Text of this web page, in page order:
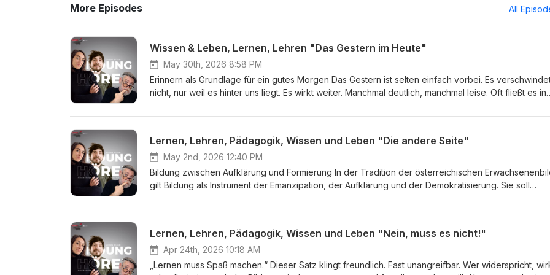
More Episodes All
Wissen & Leben, Lernen, Lehren "Das Gestern im Heute"
May 30th, 2026 8:58 PM
Erinnern als Grundlage für ein gutes Morgen Das Gestern ist selten einfach vorbei. Es
nicht, nur weil es hinter uns liegt. Es wirkt weiter. Manchmal deutlich, manchmal leise. Oft fließt es in
unseren Gewohnheiten, in unserem Körper, in den Räumen, durch die wir gehen, und in der
sich im Alltag besonders auf vier Ebenen. Die erste Ebene liegt in unseren inneren… Mehr dazu im
Beitrag. Wir freuen uns über Ihren Besuch auf unserer Webseite.
Lernen, Lehren, Pädagogik, Wissen und Leben "Die andere Seite"
May 2nd, 2026 12:40 PM
Bildung zwischen Aufklärung und Formierung In der Tradition der österreichischen
gilt Bildung als Instrument der Emanzipation, der Aufklärung und der Demokratisierung. Sie soll
bilden und an demokratischen Prozessen teilzunehmen. Gerade deshalb ist es
Bildungsbegriff für sich nutzen. Dabei geht es nicht um Bildung im Sinne von Freiheit, Mündigkeit
pluralistischer Urteilskraft. Vielmehr wird Bildung als Werkzeug der ideologischen Formierung
eingesetzt. Sie dient der Stabilisierung geschlossener Weltbilder, der Ausbildung … Mehr dazu im
Lernen, Lehren, Pädagogik, Wissen und Leben "Nein, muss es nicht!"
Apr 24th, 2026 10:18 AM
„Lernen muss Spaß machen.“ Dieser Satz klingt freundlich. Fast unangreifbar. Wer widerspricht,